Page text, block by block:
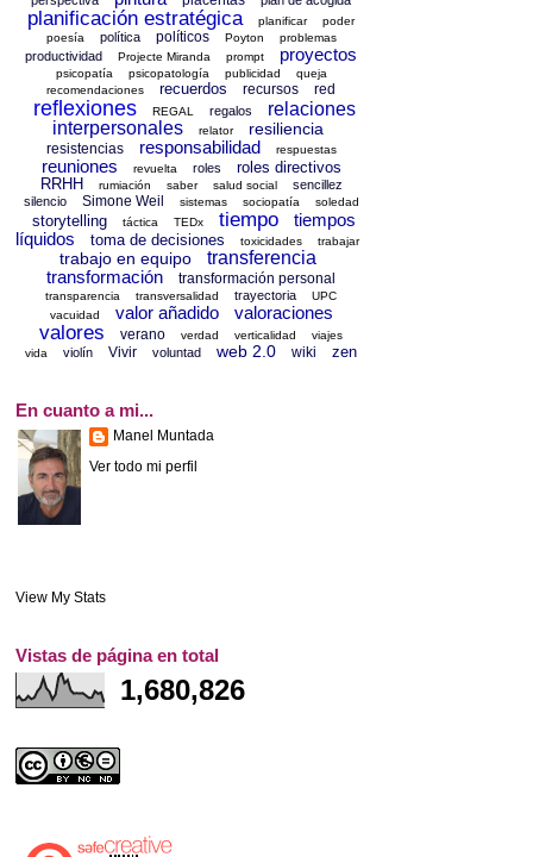
planificación estratégica planificar
poder
poesía
política políticos Poyton problemas
productividad Projecte Miranda prompt proyectos
psicopatía psicopatología publicidad
queja
recomendaciones
recuerdos recursos red
reflexiones REGAL regalos
relaciones
interpersonales
relator resiliencia
resistencias responsabilidad respuestas
reuniones revuelta roles
roles directivos
RRHH
rumiación saber salud social
sencillez
silencio
Simone Weil sistemas sociopatía soledad
storytelling táctica TEDx tiempo
tiempos
líquidos
toma de decisiones toxicidades trabajar
trabajo en equipo
transferencia
transformación
transformación personal
transparencia transversalidad trayectoria
UPC
vacuidad
valor añadido valoraciones
valores verano verdad verticalidad
viajes
vida
violín Vivir voluntad web 2.0 wiki zen
En cuanto a mi...
Manel Muntada
Ver todo mi perfil
View My Stats
Vistas de página en total
1,680,826